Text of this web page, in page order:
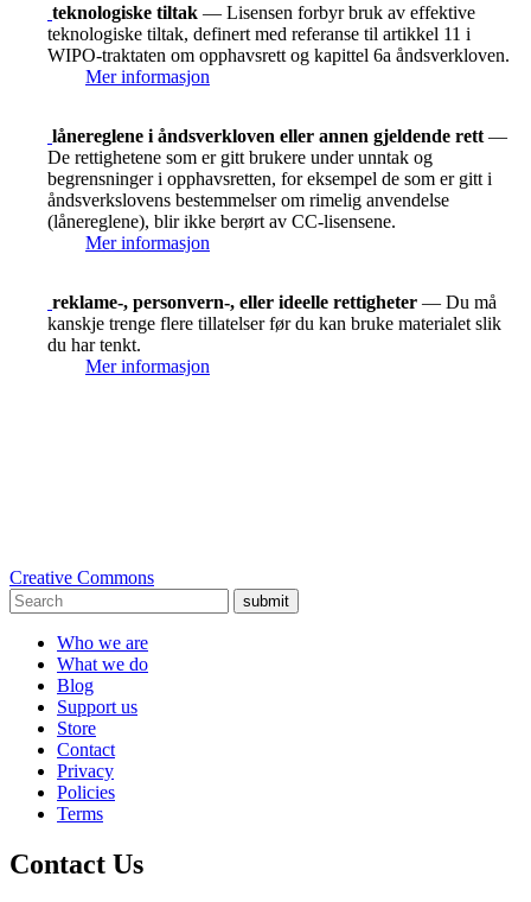
teknologiske tiltak — Lisensen forbyr bruk av effektive
teknologiske tiltak, definert med referanse til artikkel 11 i
WIPO-traktaten om opphavsrett og kapittel 6a åndsverkloven.
Mer informasjon
lånereglene i åndsverkloven eller annen gjeldende rett —
De rettighetene som er gitt brukere under unntak og
begrensninger i opphavsretten, for eksempel de som er gitt i
åndsverkslovens bestemmelser om rimelig anvendelse
(lånereglene), blir ikke berørt av CC-lisensene.
Mer informasjon
reklame-, personvern-, eller ideelle rettigheter — Du må
kanskje trenge flere tillatelser før du kan bruke materialet slik
du har tenkt.
Mer informasjon
Creative Commons
submit
Who we are
What we do
Blog
Support us
Store
Contact
Privacy
Policies
Terms
Contact Us